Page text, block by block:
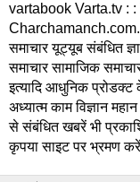
vartabook Varta.tv :
समाचार यूट्यूब संबंधित
समाचार सामाजिक
इत्यादि आधुनिक प्रोडक्ट
अध्यात्म काम विज्ञान
से संबंधित खबरें भी
कृपया साइट पर भ्रमण